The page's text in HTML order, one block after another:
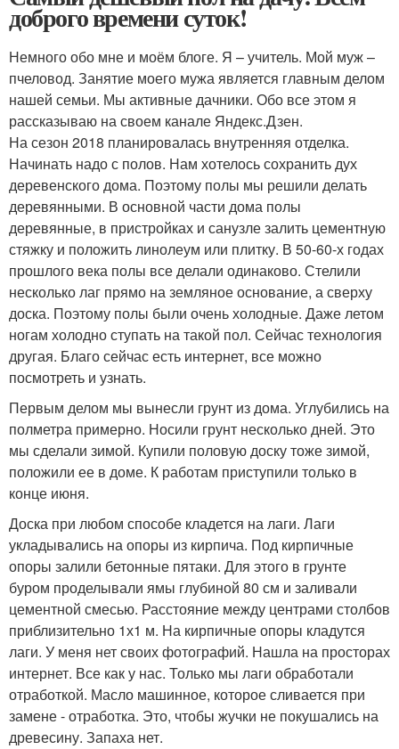
доброго времени суток!
Немного обо мне и моём блоге. Я – учитель. Мой муж –
пчеловод. Занятие моего мужа является главным делом
нашей семьи. Мы активные дачники. Обо все этом я
рассказываю на своем канале Яндекс.Дзен.
На сезон 2018 планировалась внутренняя отделка.
Начинать надо с полов. Нам хотелось сохранить дух
деревенского дома. Поэтому полы мы решили делать
деревянными. В основной части дома полы
деревянные, в пристройках и санузле залить цементную
стяжку и положить линолеум или плитку. В 50-60-х годах
прошлого века полы все делали одинаково. Стелили
несколько лаг прямо на земляное основание, а сверху
доска. Поэтому полы были очень холодные. Даже летом
ногам холодно ступать на такой пол. Сейчас технология
другая. Благо сейчас есть интернет, все можно
посмотреть и узнать.
Первым делом мы вынесли грунт из дома. Углубились на
полметра примерно. Носили грунт несколько дней. Это
мы сделали зимой. Купили половую доску тоже зимой,
положили ее в доме. К работам приступили только в
конце июня.
Доска при любом способе кладется на лаги. Лаги
укладывались на опоры из кирпича. Под кирпичные
опоры залили бетонные пятаки. Для этого в грунте
буром проделывали ямы глубиной 80 см и заливали
цементной смесью. Расстояние между центрами столбов
приблизительно 1х1 м. На кирпичные опоры кладутся
лаги. У меня нет своих фотографий. Нашла на просторах
интернет. Все как у нас. Только мы лаги обработали
отработкой. Масло машинное, которое сливается при
замене - отработка. Это, чтобы жучки не покушались на
древесину. Запаха нет.